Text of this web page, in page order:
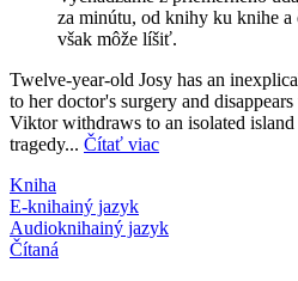
za minútu, od knihy ku knihe
však môže líšiť.
Twelve-year-old Josy has an
to her doctor's surgery and
Viktor withdraws to an isolated
tragedy... Čítať viac
Kniha
E-knihainý jazyk
Audioknihainý jazyk
Čítaná